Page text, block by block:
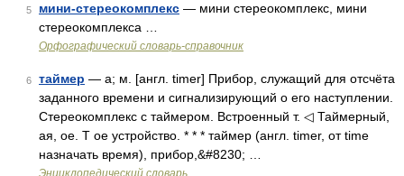
5 мини-стереокомплекс — мини стереокомплекс, мини
стереокомплекса …
Орфографический словарь-справочник
6 таймер — а; м. [англ. timer] Прибор, служащий для отсчёта
заданного времени и сигнализирующий о его наступлении.
Стереокомплекс с таймером. Встроенный т. ◁ Таймерный,
ая, ое. Т ое устройство. * * * таймер (англ. timer, от time
назначать время), прибор,&#8230; …
Энциклопедический словарь